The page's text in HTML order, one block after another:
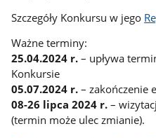
Szczegóły Konkursu w jego
Ważne terminy:
25.04.2024 r.– upływa
Konkursie
05.07.2024 r. – zakończenie
08-26 lipca 2024 r. –
(termin może ulec zmianie).